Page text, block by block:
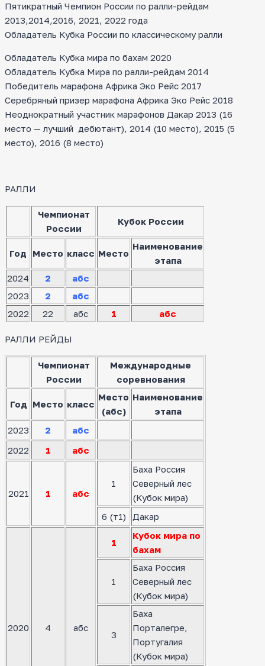
Пятикратный Чемпион России по ралли-рейдам
2013,2014,2016, 2021, 2022 года
Обладатель Кубка России по классическому ралли
Обладатель Кубка мира по бахам 2020
Обладатель Кубка Мира по ралли-рейдам 2014
Победитель марафона Африка Эко Рейс 2017
Серебряный призер марафона Африка Эко Рейс 2018
Неоднократный участник марафонов Дакар 2013 (16
место — лучший дебютант), 2014 (10 место), 2015 (5
место), 2016 (8 место)
РАЛЛИ
Чемпионат
России
Кубок России
Год Место класс Место
Наименование
этапа
2024
2
абс
2023
2
абс
2022
22 абс 1 абс
РАЛЛИ РЕЙДЫ
Чемпионат
России
Международные
соревнования
Год Место класс
Место
(абс)
Наименование
этапа
2023
2
абс
2022
1 абс
2021 1 абс
1
Баха Россия
Северный лес
(Кубок мира)
6 (т1)
Дакар
2020 4 абс
1
Кубок мира по
бахам
1
Баха Россия
Северный лес
(Кубок мира)
3
Баха
Порталегре,
Португалия
(Кубок мира)